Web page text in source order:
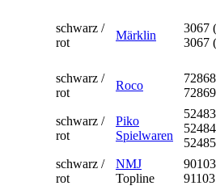
schwarz /
rot
Märklin
3067
3067
schwarz /
rot
Roco
72868
72869
schwarz /
rot
Piko
Spielwaren
52483
52484
52485
schwarz /
rot
NMJ
Topline
90103
91103